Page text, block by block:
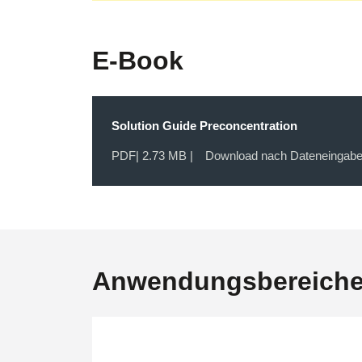
E-Book
Solution Guide Preconcentration
PDF| 2.73 MB | Download nach Dateneingabe